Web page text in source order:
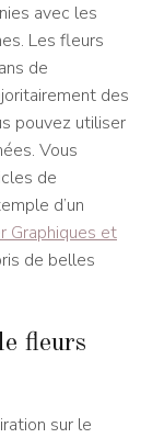
avec les
Les fleurs
de
des
pouvez utiliser
Vous
de
d’un
Graphiques et
de belles
fleurs
sur le